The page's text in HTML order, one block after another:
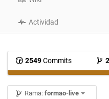
Actividad
2549Commits 2
Rama: formao-live